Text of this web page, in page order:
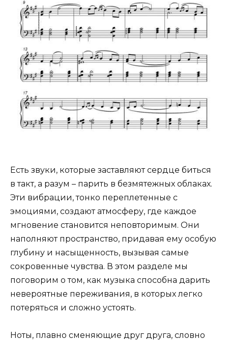
Есть звуки, которые заставляют сердце биться
в такт, а разум – парить в безмятежных облаках.
Эти вибрации, тонко переплетенные с
эмоциями, создают атмосферу, где каждое
мгновение становится неповторимым. Они
наполняют пространство, придавая ему особую
глубину и насыщенность, вызывая самые
сокровенные чувства. В этом разделе мы
поговорим о том, как музыка способна дарить
невероятные переживания, в которых легко
потеряться и сложно устоять.
Ноты, плавно сменяющие друг друга, словно